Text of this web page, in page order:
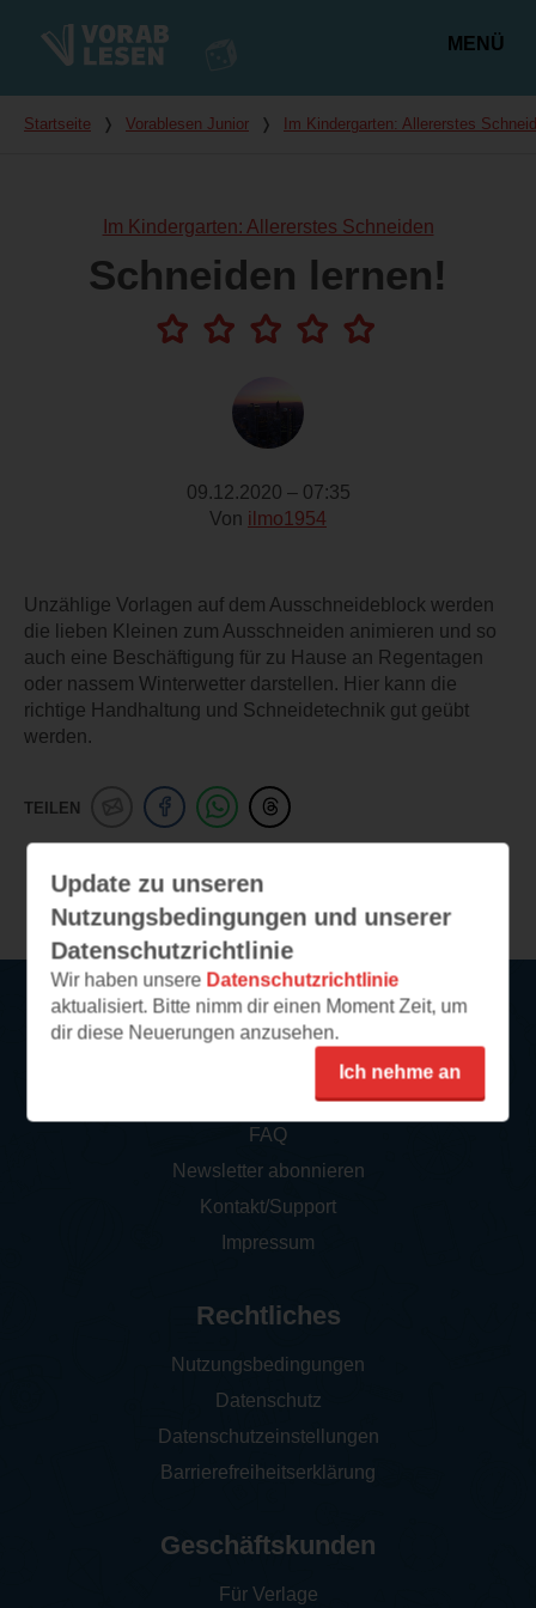
MENÜ
Du bist hier
Startseite ❭ Vorablesen Junior ❭ Im Kindergarten: Allererstes
Im Kindergarten: Allererstes Schneiden
Schneiden lernen!
09.12.2020 – 07:35
Von ilmo1954
Unzählige Vorlagen auf dem Ausschneideblock werden
die lieben Kleinen zum Ausschneiden animieren und so
auch eine Beschäftigung für zu Hause an Regentagen
oder nassem Winterwetter darstellen. Hier kann die
richtige Handhaltung und Schneidetechnik gut geübt
werden.
TEILEN
Weitere Leseeindrücke
Update zu unseren
Nutzungsbedingungen und unserer
Datenschutzrichtlinie
Wir haben unsere Datenschutzrichtlinie
aktualisiert. Bitte nimm dir einen Moment Zeit, um
dir diese Neuerungen anzusehen.
Ich nehme an
Service
So funktioniert‘s
FAQ
Newsletter abonnieren
Kontakt/Support
Impressum
Rechtliches
Nutzungsbedingungen
Datenschutz
Datenschutzeinstellungen
Barrierefreiheitserklärung
Geschäftskunden
Für Verlage